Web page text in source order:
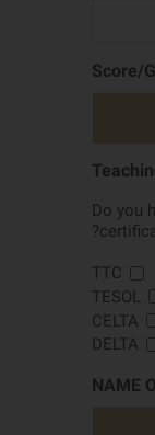
Score/
Do you
TTC
TESOL
CELTA
DELTA
NAME